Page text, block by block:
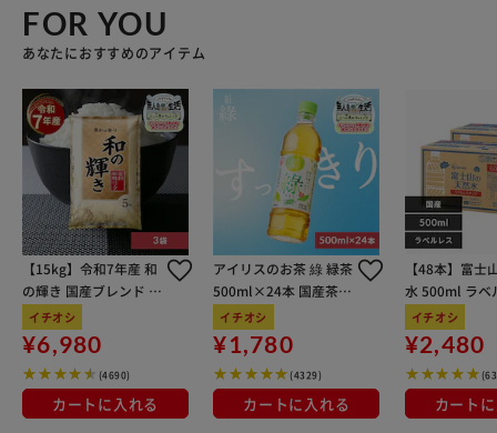
FOR YOU
あなたにおすすめのアイテム
【15kg】令和7年産 和
の輝き 国産ブレンド 5
kg×3袋
イチオシ
¥6,980
(4690)
カートに入れる
アイリスのお茶 綠 緑茶
500ml×24本 国産茶葉
100％使用
イチオシ
¥1,780
(4329)
カートに入れる
【48本】富士
水 500ml ラベ
イチオシ
¥2,480
カート